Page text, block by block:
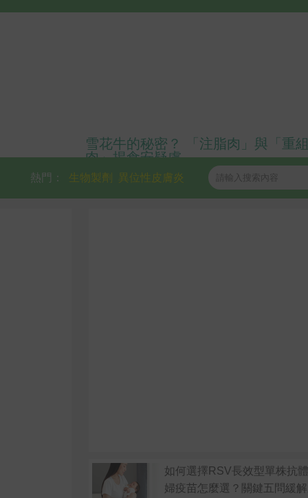
雪花牛的秘密？ 「注脂肉」與「重
肉」揭食安疑慮
異位性皮膚炎
生物製劑
熱門：
如何選擇RSV長效型單株抗
婦疫苗怎麼選？關鍵五問緩